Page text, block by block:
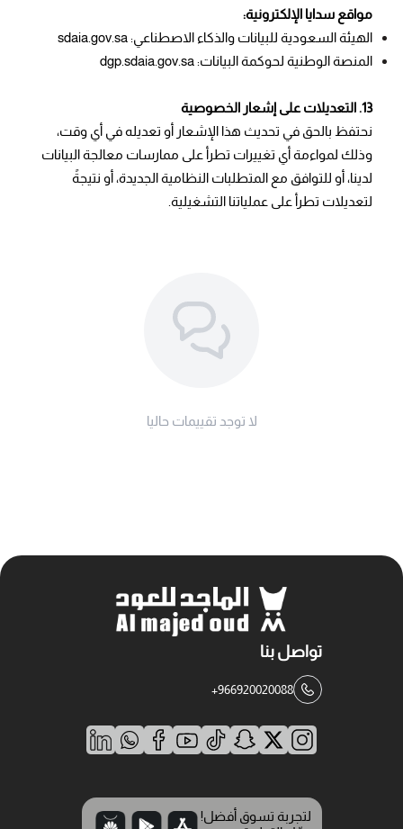
مواقع سدايا الإلكترونية:
الهيئة السعودية للبيانات والذكاء الاصطناعي: sdaia.gov.sa
المنصة الوطنية لحوكمة البيانات: dgp.sdaia.gov.sa
13. التعديلات على إشعار الخصوصية
نحتفظ بالحق في تحديث هذا الإشعار أو تعديله في أي وقت،
وذلك لمواءمة أي تغييرات تطرأ على ممارسات معالجة البيانات
لدينا، أو للتوافق مع المتطلبات النظامية الجديدة، أو نتيجةً
لتعديلات تطرأ على عملياتنا التشغيلية.
لا توجد تقييمات حاليا
تواصل بنا
+966920020088
لتجربة تسوق أفضل!